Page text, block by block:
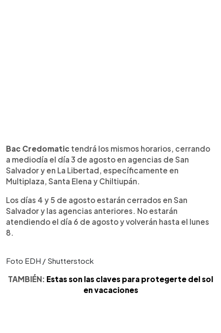
Bac Credomatic tendrá los mismos horarios, cerrando
a mediodía el día 3 de agosto en agencias de San
Salvador y en La Libertad, específicamente en
Multiplaza, Santa Elena y Chiltiupán.
Los días 4 y 5 de agosto estarán cerrados en San
Salvador y las agencias anteriores. No estarán
atendiendo el día 6 de agosto y volverán hasta el lunes
8.
Foto EDH / Shutterstock
TAMBIÉN: Estas son las claves para protegerte del sol
en vacaciones